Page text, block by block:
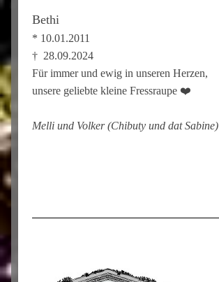
Bethi
* 10.01.2011
† 28.09.2024
Für immer und ewig in unseren Herzen,
unsere geliebte kleine Fressraupe ❤️
Melli und Volker (Chibuty und dat Sabine)